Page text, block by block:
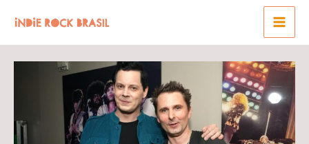
para
o
conteúdo